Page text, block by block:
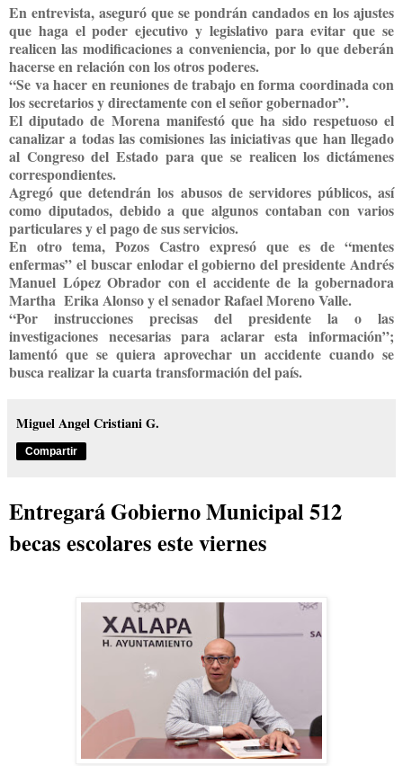
En entrevista, aseguró que se pondrán candados en los ajustes
que haga el poder ejecutivo y legislativo para evitar que se
realicen las modificaciones a conveniencia, por lo que deberán
hacerse en relación con los otros poderes.
“Se va hacer en reuniones de trabajo en forma coordinada con
los secretarios y directamente con el señor gobernador”.
El diputado de Morena manifestó que ha sido respetuoso el
canalizar a todas las comisiones las iniciativas que han llegado
al Congreso del Estado para que se realicen los dictámenes
correspondientes.
Agregó que detendrán los abusos de servidores públicos, así
como diputados, debido a que algunos contaban con varios
particulares y el pago de sus servicios.
En otro tema, Pozos Castro expresó que es de “mentes
enfermas” el buscar enlodar el gobierno del presidente Andrés
Manuel López Obrador con el accidente de la gobernadora
Martha Erika Alonso y el senador Rafael Moreno Valle.
“Por instrucciones precisas del presidente la o las
investigaciones necesarias para aclarar esta información”;
lamentó que se quiera aprovechar un accidente cuando se
busca realizar la cuarta transformación del país.
Miguel Angel Cristiani G.
Compartir
Entregará Gobierno Municipal 512
becas escolares este viernes